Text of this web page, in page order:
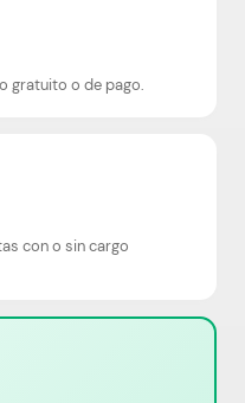
gratuito o de pago.
con o sin cargo